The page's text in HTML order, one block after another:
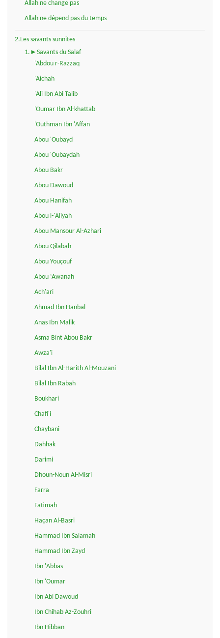
Allah ne change pas
Allah ne dépend pas du temps
2.Les savants sunnites
1.►Savants du Salaf
'Abdou r-Razzaq
'Aichah
'Ali Ibn Abi Talib
'Oumar Ibn Al-khattab
'Outhman Ibn 'Affan
Abou 'Oubayd
Abou 'Oubaydah
Abou Bakr
Abou Dawoud
Abou Hanifah
Abou l-'Aliyah
Abou Mansour Al-Azhari
Abou Qilabah
Abou Youçouf
Abou ‘Awanah
Ach'ari
Ahmad Ibn Hanbal
Anas Ibn Malik
Asma Bint Abou Bakr
Awza'i
Bilal Ibn Al-Harith Al-Mouzani
Bilal Ibn Rabah
Boukhari
Chafi'i
Chaybani
Dahhak
Darimi
Dhoun-Noun Al-Misri
Farra
Fatimah
Haçan Al-Basri
Hammad Ibn Salamah
Hammad Ibn Zayd
Ibn 'Abbas
Ibn 'Oumar
Ibn Abi Dawoud
Ibn Chihab Az-Zouhri
Ibn Hibban